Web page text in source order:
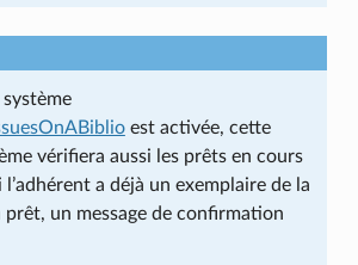
est activée, cette
vérifiera aussi les prêts en cours
l’adhérent a déjà un exemplaire de la
prêt, un message de confirmation